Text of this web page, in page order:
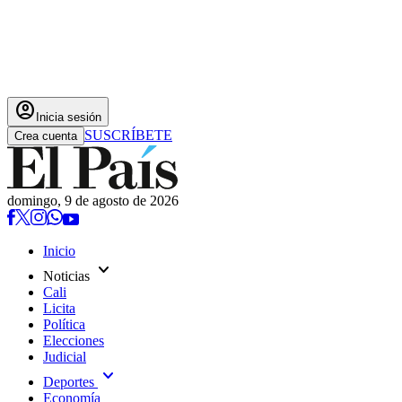
account_circle Inicia sesión
Crea cuenta SUSCRÍBETE
domingo, 9 de agosto de 2026
Inicio
Noticias expand_more
Cali
Licita
Política
Elecciones
Judicial
Deportes expand_more
Economía